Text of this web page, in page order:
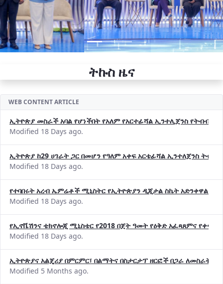
ትኩስ ዜና
WEB CONTENT ARTICLE
ኢትዮጵያ መስራች አባል የሆነችበት የአለም የአርተፊሻል ኢንተሊጀንስ የትብብር
Modified 18 Days ago.
ኢትዮጵያ ከ29 ሀገራት ጋር በመሆን የዓለም አቀፍ አርቴፊሻል ኢንተለጀንስ
Modified 18 Days ago.
የተባበሩት አረብ ኤምሬቶች ሚኒስትር የኢትዮጵያን ዲጂታል ስኬት አድንቀዋል
Modified 18 Days ago.
የኢኖቬሽንና ቴክኖሎጂ ሚኒስቴር የ2018 በጀት ዓመት የዕቅድ አፈጻጸምና
Modified 18 Days ago.
ኢትዮጵያና አልጄሪያ በምርምር፣ በልማትና በስታርታፕ ዘርፎች በጋራ ለመስራት
Modified 5 Months ago.